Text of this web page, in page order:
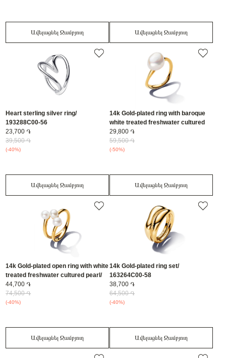
Ավելացնել Զամբյուղ Ավելացնել Զամբյուղ
Heart sterling silver ring/
193288C00-56
23,700 ֏
39,500 ֏
(-40%)
Ավելացնել Զամբյուղ
14k Gold-plated ring with baroque
white treated freshwater cultured
pearl/ 163293C01-52
29,800 ֏
59,500 ֏
(-50%)
Ավելացնել Զամբյուղ
14k Gold-plated open ring with white
treated freshwater cultured pearl/
163285C01-58
44,700 ֏
74,500 ֏
(-40%)
Ավելացնել Զամբյուղ
14k Gold-plated ring set/
163264C00-58
38,700 ֏
64,500 ֏
(-40%)
Ավելացնել Զամբյուղ